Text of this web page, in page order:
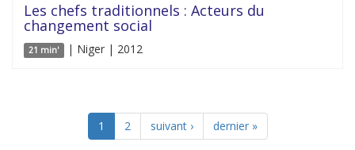
Les chefs traditionnels : Acteurs du
changement social
21 min' | Niger | 2012
1 2 suivant › dernier »